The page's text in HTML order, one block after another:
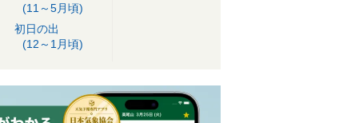
(11～5月頃)
初日の出
(12～1月頃)